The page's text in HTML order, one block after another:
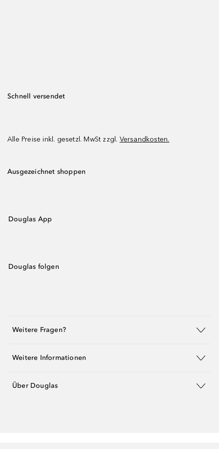
Schnell versendet
Alle Preise inkl. gesetzl. MwSt zzgl. Versandkosten.
Ausgezeichnet shoppen
Douglas App
Douglas folgen
Weitere Fragen?
Weitere Informationen
Über Douglas